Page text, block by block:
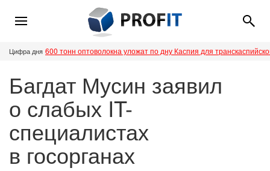
Цифра дня 600 тонн оптоволокна уложат по дну Каспия для
Багдат Мусин заявил
о слабых IT-
специалистах
в госорганах